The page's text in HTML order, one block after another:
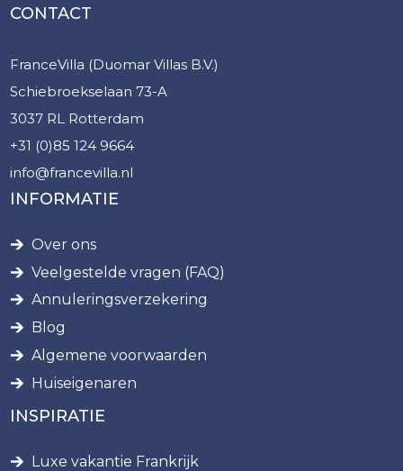
CONTACT
FranceVilla (Duomar Villas B.V.)
Schiebroekselaan 73-A
3037 RL Rotterdam
+31 (0)85 124 9664
info@francevilla.nl
INFORMATIE
Over ons
Veelgestelde vragen (FAQ)
Annuleringsverzekering
Blog
Algemene voorwaarden
Huiseigenaren
INSPIRATIE
Luxe vakantie Frankrijk